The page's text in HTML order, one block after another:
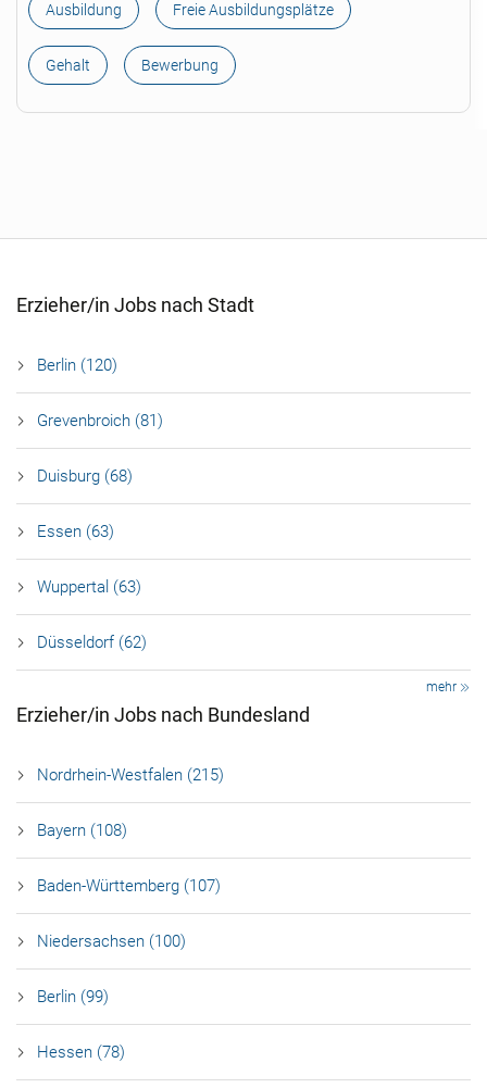
Ausbildung Freie Ausbildungsplätze
Gehalt Bewerbung
Erzieher/in Jobs nach Stadt
Berlin (120)
Grevenbroich (81)
Duisburg (68)
Essen (63)
Wuppertal (63)
Düsseldorf (62)
mehr
Erzieher/in Jobs nach Bundesland
Nordrhein-Westfalen (215)
Bayern (108)
Baden-Württemberg (107)
Niedersachsen (100)
Berlin (99)
Hessen (78)